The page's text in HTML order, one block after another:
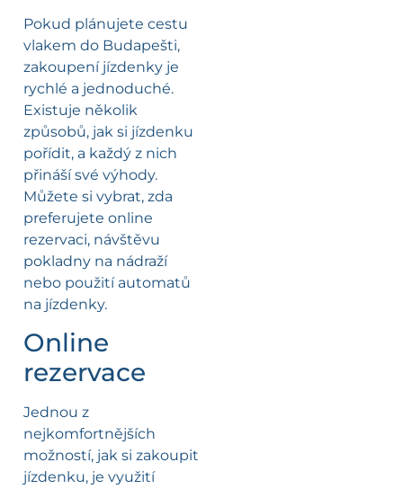
Pokud plánujete cestu
vlakem do Budapešti,
zakoupení jízdenky je
rychlé a jednoduché.
Existuje několik
způsobů, jak si jízdenku
pořídit, a každý z nich
přináší své výhody.
Můžete si vybrat, zda
preferujete online
rezervaci, návštěvu
pokladny na nádraží
nebo použití automatů
na jízdenky.
Online
rezervace
Jednou z
nejkomfortnějších
možností, jak si zakoupit
jízdenku, je využití